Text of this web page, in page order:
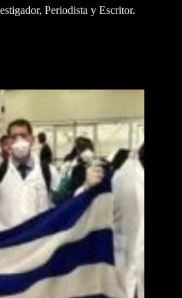
Periodista y Escritor.